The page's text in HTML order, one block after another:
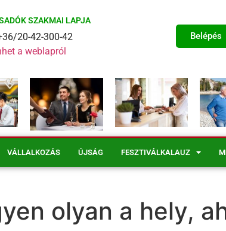
SZAKMAI LAPJA
20-42-300-42
a weblapról
Belépés
VÁLLALKOZÁS ÚJSÁG FESZTIVÁLKALAUZ
olyan a hely,